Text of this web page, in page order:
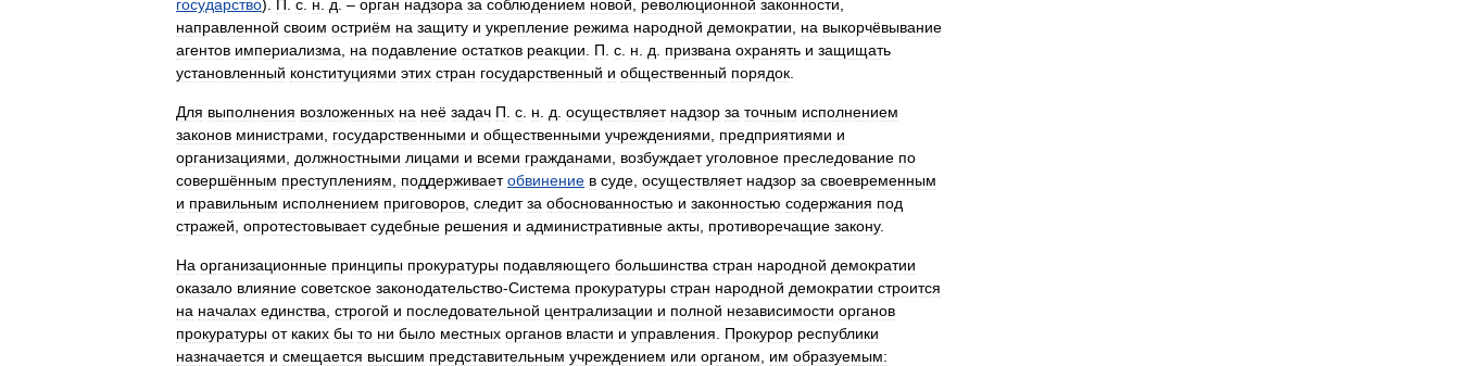
государство). П с н д . – орган надзора за соблюдением новой революционной законности
направленной своим остриём на защиту и укрепление режима народной демократии на выкорчёвывание
агентов империализма на подавление остатков реакции П с н д призвана охранять и защищать
установленный конституциями этих стран государственный и общественный порядок
Для выполнения возложенных на неё задач П с н д осуществляет надзор за точным исполнением
законов министрами государственными и общественными учреждениями предприятиями и
организациями
должностными лицами и всеми гражданами возбуждает уголовное преследование по
совершённым преступлениям поддерживает обвинение в суде осуществляет надзор за своевременным
и правильным исполнением приговоров следит за обоснованностью и законностью содержания под
стражей опротестовывает судебные решения и административные акты противоречащие закону.
На организационные принципы прокуратуры подавляющего большинства стран народной демократии
оказало влияние советское законодательство-Система прокуратуры стран народной демократии строится
на началах единства строгой и последовательной централизации и полной независимости органов
прокуратуры от каких бы то ни было местных органов власти и управления Прокурор республики
назначается и смещается высшим представительным учреждением или органом им образуемым: